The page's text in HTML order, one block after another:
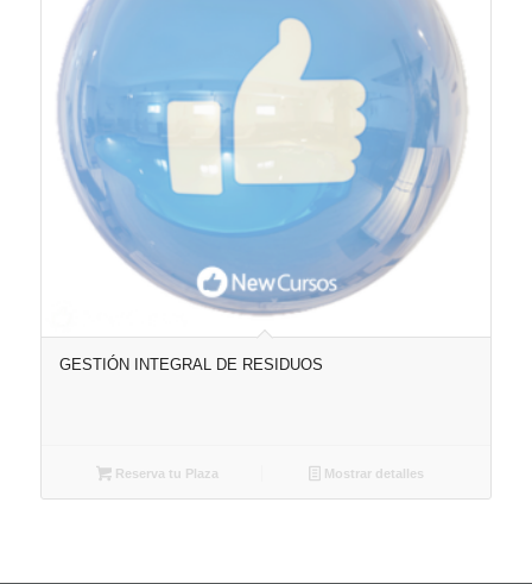
GESTIÓN INTEGRAL DE RESIDUOS
Reserva tu Plaza Mostrar detalles